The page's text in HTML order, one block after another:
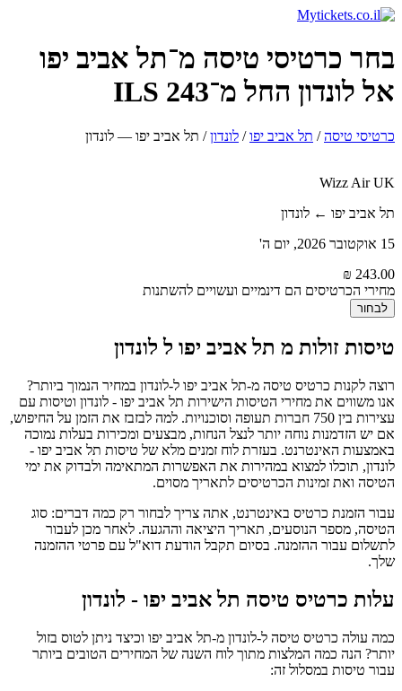
בחר כרטיסי טיסה מ־תל אביב יפו
אל לונדון החל מ־243 ILS
כרטיסי טיסה/ תל אביב יפו/ לונדון/ תל אביב יפו — לונדון
Wizz Air UK
תל אביב יפו ← לונדון
15 אוקטובר 2026, יום ה'
מחירי הכרטיסים הם דינמיים ועשויים להשתנות
לבחור
טיסות זולות מ תל אביב יפו ל לונדון
רוצה לקנות כרטיס טיסה מ-תל אביב יפו ל-לונדון במחיר הנמוך ביותר?
אנו משווים את מחירי הטיסות הישירות תל אביב יפו - לונדון וטיסות עם
עצירות בין 750 חברות תעופה וסוכנויות. למה לבזבז את הזמן על החיפוש,
אם יש הזדמנות נוחה יותר לנצל הנחות, מבצעים ומכירות בעלות נמוכה
באמצעות האינטרנט. בעזרת לוח זמנים מלא של טיסות תל אביב יפו -
לונדון, תוכלו למצוא במהירות את האפשרות המתאימה ולבדוק את ימי
הטיסה ואת זמינות הכרטיסים לתאריך מסוים.
עבור הזמנת כרטיס באינטרנט, אתה צריך לבחור רק כמה דברים: סוג
הטיסה, מספר הנוסעים, תאריך היציאה וההגעה. לאחר מכן לעבור
לתשלום עבור ההזמנה. בסיום תקבל הודעת דוא"ל עם פרטי ההזמנה
שלך.
עלות כרטיס טיסה תל אביב יפו - לונדון
כמה עולה כרטיס טיסה ל-לונדון מ-תל אביב יפו וכיצד ניתן לטוס בזול
יותר? הנה כמה המלצות מתוך לוח השנה של המחירים הטובים ביותר
עבור טיסות במסלול זה: